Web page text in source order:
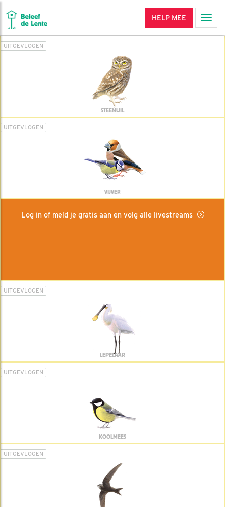
HELP MEE
UITGEVLOGEN
STEENUIL
UITGEVLOGEN
VIJVER
Log in of meld je gratis aan en volg alle livestreams
UITGEVLOGEN
LEPELAAR
UITGEVLOGEN
KOOLMEES
UITGEVLOGEN